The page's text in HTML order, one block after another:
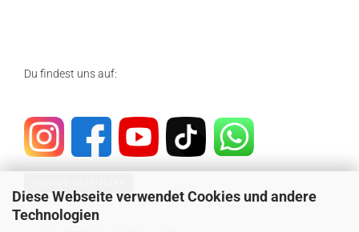
Diese Webseite verwendet Cookies und andere
Technologien
Du findest uns auf: